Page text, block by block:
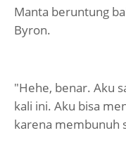
Manta beruntung
Byron.
"Hehe, benar. Aku
kali ini. Aku bisa
karena membunuh